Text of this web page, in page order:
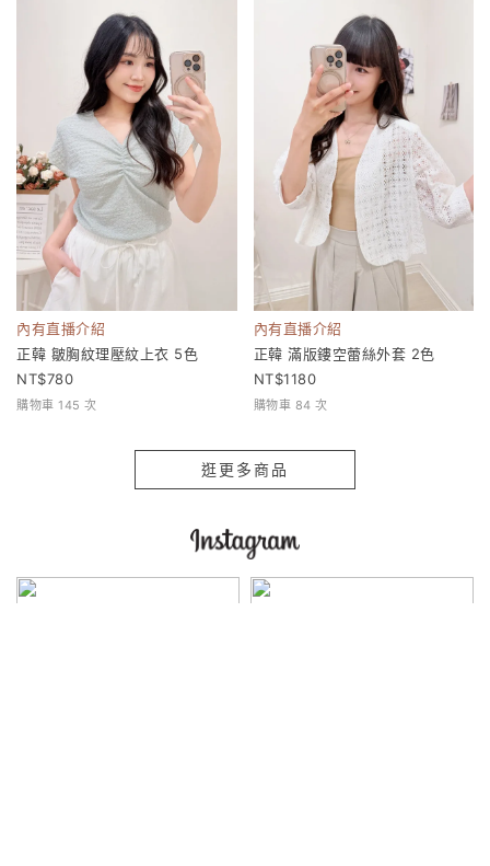
內有直播介紹
正韓 皺胸紋理壓紋上衣 5色
780
購物車 145 次
內有直播介紹
正韓 滿版鏤空蕾絲外套 2色
1180
購物車 84 次
逛更多商品